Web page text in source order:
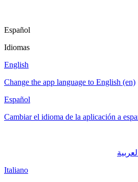
Español
Idiomas
English
Change the app language to English (en)
Español
Cambiar el idioma de la aplicación a
Italiano